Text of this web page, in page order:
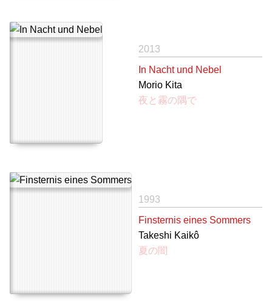
2013
In Nacht und Nebel
Morio Kita
夜と霧の隅で
1993
Finsternis eines Sommers
Takeshi Kaikô
夏の闇